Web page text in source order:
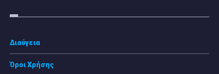
Διαύγεια
Όροι Χρήσης